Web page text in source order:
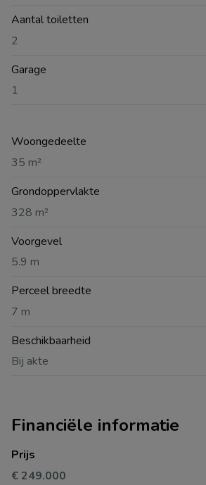
Aantal toiletten
2
Garage
1
Woongedeelte
35 m²
Grondoppervlakte
328 m²
Voorgevel
5.9 m
Perceel breedte
7 m
Beschikbaarheid
Bij akte
Financiële informatie
Prijs
€ 249.000